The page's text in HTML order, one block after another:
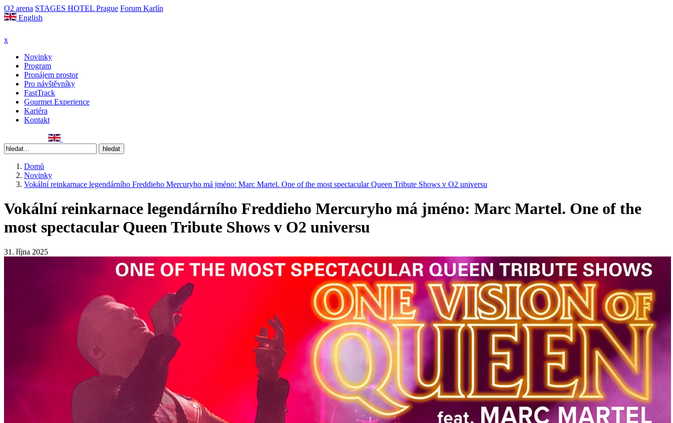
O2 arena STAGES HOTEL Prague Forum Karlín
English
x
Novinky
Program
Pronájem prostor
Pro návštěvníky
FastTrack
Gourmet Experience
Kariéra
Kontakt
Domů
Novinky
Vokální reinkarnace legendárního Freddieho Mercuryho má jméno: Marc Martel. One of the most spectacular Queen Tribute Shows v O2 universu
Vokální reinkarnace legendárního Freddieho Mercuryho má jméno: Marc Martel. One of the
most spectacular Queen Tribute Shows v O2 universu
31. října 2025